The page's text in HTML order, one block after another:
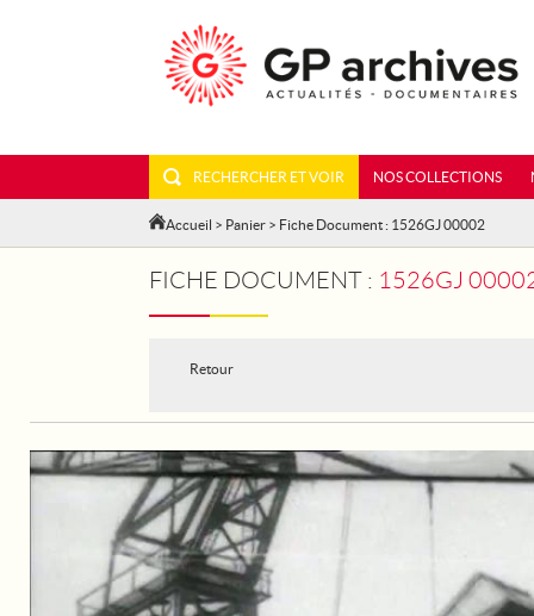
RECHERCHER ET VOIR NOS COLLECTIONS
Accueil > Panier > Fiche Document : 1526GJ 00002
FICHE DOCUMENT : 1526GJ 00002 -
Retour